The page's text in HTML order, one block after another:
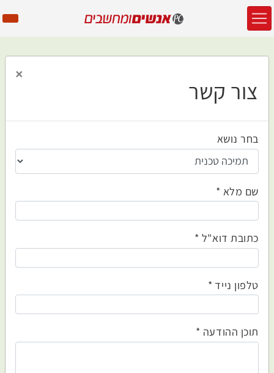
צור קשר
×
בחר נושא
שם מלא
כתובת דוא"ל
טלפון נייד
תוכן ההודעה